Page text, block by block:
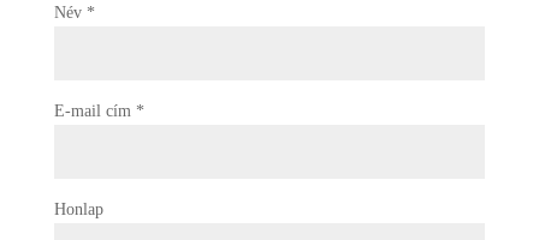
Név *
E-mail cím *
Honlap